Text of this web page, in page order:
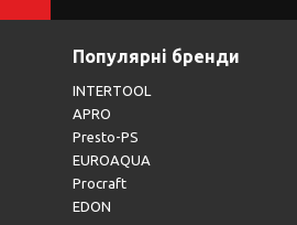
Популярні бренди
INTERTOOL
APRO
Presto-PS
EUROAQUA
Procraft
EDON